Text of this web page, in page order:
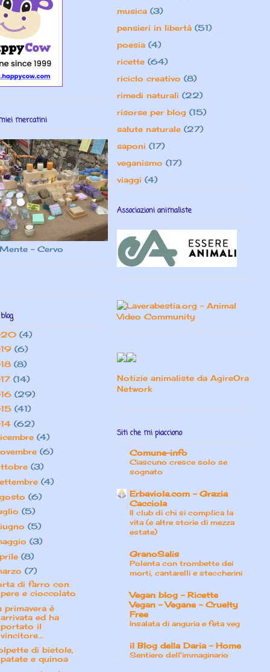
mercatini
- Cervo
(4)
(6)
(8)
(14)
(29)
(41)
(62)
(4)
(6)
(3)
(4)
(6)
(5)
(5)
(3)
(8)
(7)
di farro con
pere e cioccolato
primavera è
arrivata ed ha
portato il
vincitore...
di bietole,
patate e quinoa
musica (3)
pensieri in libertà (51)
poesia (4)
ricette (64)
riciclo creativo (8)
rimedi naturali (22)
risorse per blog (15)
salute naturale (27)
saponi (17)
veganismo (17)
viaggi (4)
Associazioni animaliste
Notizie animaliste da AgireOra
Network
Siti che mi piacciono
Comune-info
Ciascuno cresce solo se
sognato
Erbaviola.com – Grazia
Cacciola
Il club di chi si complica la
vita (e altre storie di mezza
estate)
GranoSalis
Polenta con trombette dei
morti, cantarelli e steccherini
Vegan blog - Ricette
Vegan - Vegane - Cruelty
Free
Insalata di anguria e feta veg
il Blog della Daria - Home
Sentiero dell'immaginario